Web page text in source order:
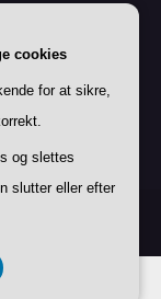
cookies
for at sikre,
og slettes
slutter eller efter